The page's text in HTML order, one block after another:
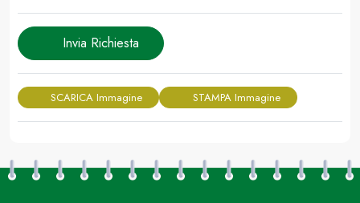
Invia Richiesta
SCARICA Immagine STAMPA Immagine